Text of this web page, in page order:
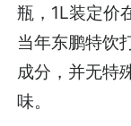
瓶，1L装定价
当年东鹏特饮
成分，并无特
味。